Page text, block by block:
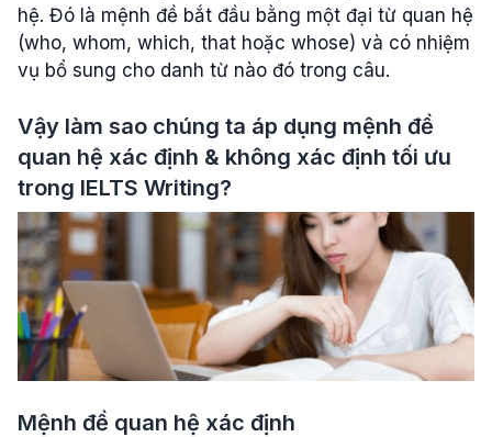
hệ. Đó là mệnh đề bắt đầu bằng một đại từ quan hệ
(who, whom, which, that hoặc whose) và có nhiệm
vụ bổ sung cho danh từ nào đó trong câu.
Vậy làm sao chúng ta áp dụng mệnh đề
quan hệ xác định & không xác định tối ưu
trong IELTS Writing?
Mệnh đề quan hệ xác định